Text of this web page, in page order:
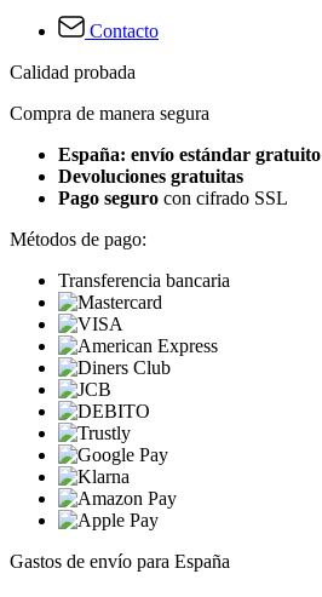
Contacto
Calidad probada
Compra de manera segura
España: envío estándar gratuito
Devoluciones gratuitas
Pago seguro con cifrado SSL
Métodos de pago:
Transferencia bancaria
Gastos de envío para España